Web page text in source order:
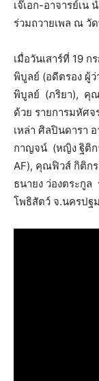
เจ๊เอก-อาจารย์เ
ร่วมถวายเพล ณ วั
เมื่อวันเสาร์ที่ 19
พิบูลย์ (อดีตรอง ผู้
พิบูลย์ (ภริยา), คุ
ด้วย รายการมหัศจ
เหล่า ศิลปินดารา
กาญจน์ (หญิง ฐิติ
AF), คุณฟิวส์ กิติก
ธนายง ว่องตระกู
โพธิสัตว์ จ.นครปฐม